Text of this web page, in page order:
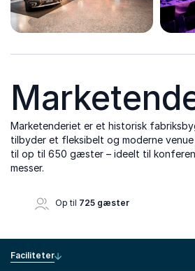
Marketenderiet er et historisk
tilbyder et fleksibelt og moderne venue
til op til 650 gæster – ideelt til
messer.
Op til 725 gæster
Faciliteter